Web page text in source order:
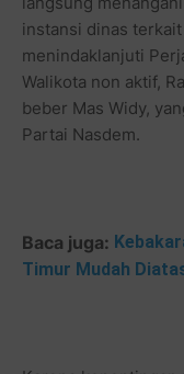
instansi dinas
menindaklanjuti
Walikota non aktif,
beber Mas Widy,
Partai Nasdem.
Baca juga:
Timur Mudah